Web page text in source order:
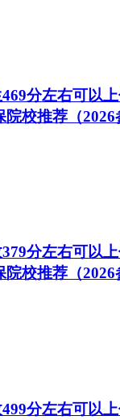
分左右可以
校推荐（2026
分左右可以
校推荐（2026
分左右可以